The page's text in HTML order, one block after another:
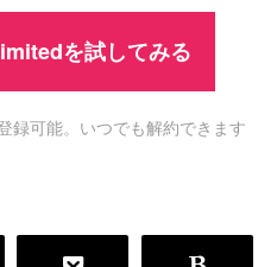
を試してみる
録可能。いつでも解約できます